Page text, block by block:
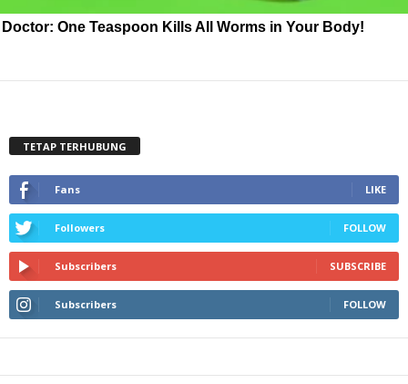
Doctor: One Teaspoon Kills All Worms in Your Body!
TETAP TERHUBUNG
Fans LIKE
Followers FOLLOW
Subscribers SUBSCRIBE
Subscribers FOLLOW